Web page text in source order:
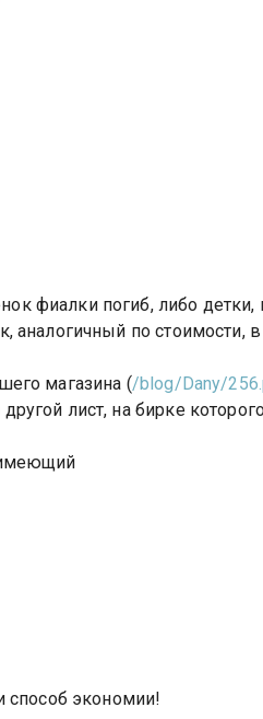
фиалки погиб, либо
аналогичный по
магазина (/blog/Dany/
лист, на бирке
имеющий
способ экономии!